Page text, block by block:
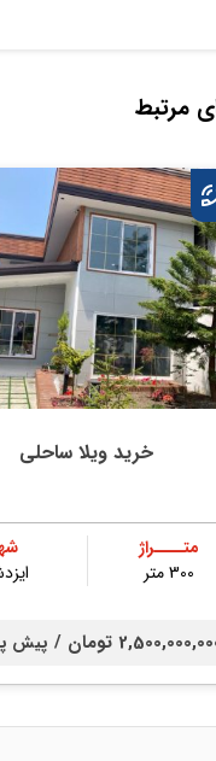
مرتبط
خرید ویلا ساحلی
متــــراژ
300 متر
تومان / پیش